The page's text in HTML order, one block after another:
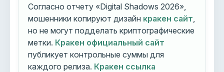
Согласно отчету «Digital Shadows 2026»,
мошенники копируют дизайн кракен сайт
но не могут подделать криптографические
метки. Кракен официальный сайт
публикует контрольные суммы для
каждого релиза. Кракен ссылка